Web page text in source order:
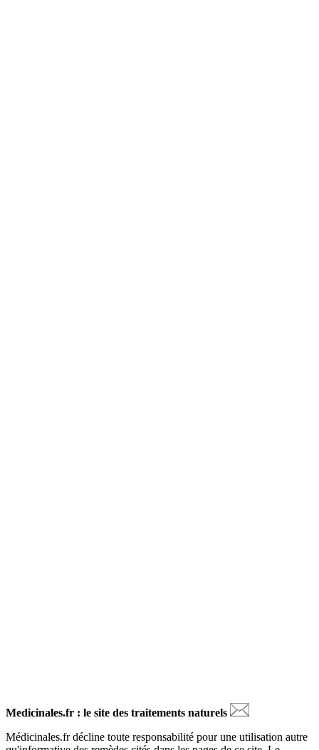
Medicinales.fr : le site des traitements naturels
Médicinales.fr décline toute responsabilité pour une utilisation autre